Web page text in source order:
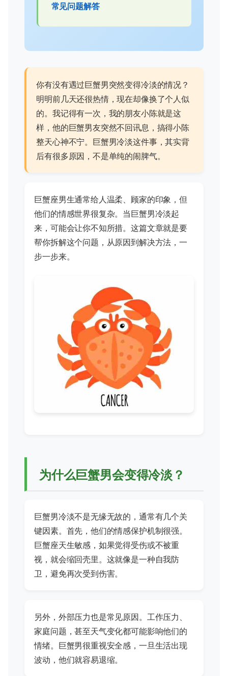
常见问题解答
你有没有遇过巨蟹男突然变得冷淡的情况？
明明前几天还很热情，现在却像换了个人似
的。我记得有一次，我的朋友小陈就是这
样，他的巨蟹男友突然不回讯息，搞得小陈
整天心神不宁。巨蟹男冷淡这件事，其实背
后有很多原因，不是单纯的闹脾气。
巨蟹座男生通常给人温柔、顾家的印象，但
他们的情感世界很复杂。当巨蟹男冷淡起
来，可能会让你不知所措。这篇文章就是要
帮你拆解这个问题，从原因到解决方法，一
步一步来。
为什么巨蟹男会变得冷淡？
巨蟹男冷淡不是无缘无故的，通常有几个关
键因素。首先，他们的情感保护机制很强。
巨蟹座天生敏感，如果觉得受伤或不被重
视，就会缩回壳里。这就像是一种自我防
卫，避免再次受到伤害。
另外，外部压力也是常见原因。工作压力、
家庭问题，甚至天气变化都可能影响他们的
情绪。巨蟹男很重视安全感，一旦生活出现
波动，他们就容易退缩。